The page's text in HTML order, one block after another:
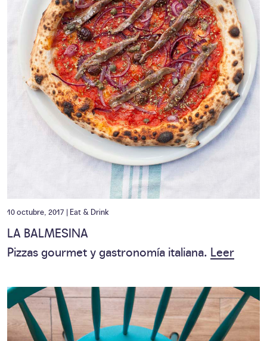
10 octubre, 2017 | Eat & Drink
LA BALMESINA
Pizzas gourmet y gastronomía italiana. Leer